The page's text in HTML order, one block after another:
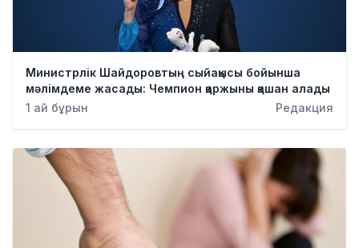
Министрлік Шайдоровтың сыйақысы бойынша
мәлімдеме жасады: Чемпион қаржыны қашан алады
1 ай бұрын
Редакция